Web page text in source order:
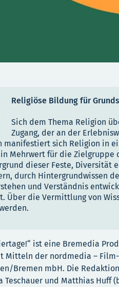
Religiöse Bildung für
Sich dem Thema Religion
Zugang, der an der
manifestiert sich Religion in
Mehrwert für die Zielgruppe
dieser Feste, Diversität
durch Hintergrundwissen
und Verständnis
Über die Vermittlung von
ist eine Bremedia
Mitteln der nordmedia –
Bremen mbH. Die
Teschauer und Matthias Huff